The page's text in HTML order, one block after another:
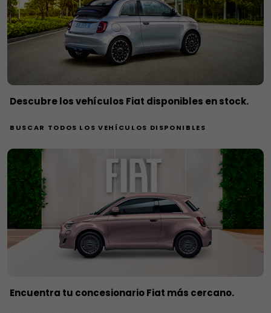
Descubre los vehículos Fiat disponibles en stock.
BUSCAR TODOS LOS VEHÍCULOS DISPONIBLES
Encuentra tu concesionario Fiat más cercano.